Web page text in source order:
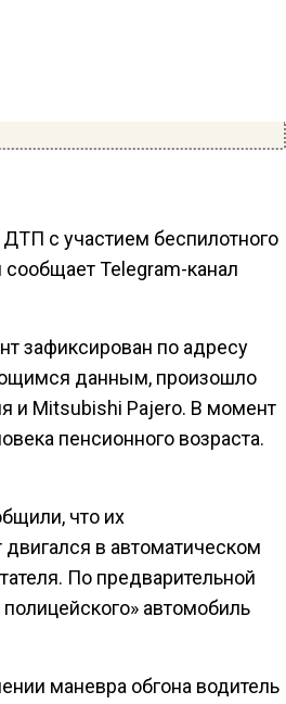
с участием беспилотного
Telegram-канал
зафиксирован по адресу
данным, произошло
и Mitsubishi Pajero. В момент
пенсионного возраста.
что их
в автоматическом
По предварительной
автомобиль
маневра обгона водитель